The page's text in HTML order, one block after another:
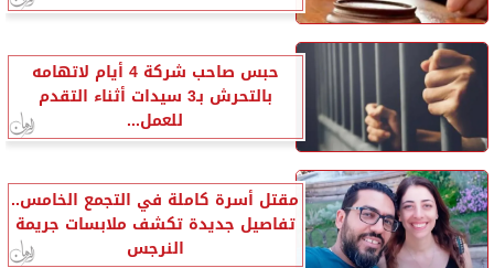
حبس صاحب شركة 4 أيام لاتهامه
بالتحرش بـ3 سيدات أثناء التقدم
للعمل...
مقتل أسرة كاملة في التجمع الخامس..
تفاصيل جديدة تكشف ملابسات جريمة
النرجس